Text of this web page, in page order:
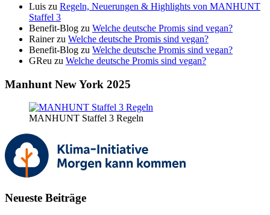
Luis zu Regeln, Neuerungen & Highlights von MANHUNT
Staffel 3
Benefit-Blog zu Welche deutsche Promis sind vegan?
Rainerzu Welche deutsche Promis sind vegan?
Benefit-Blog zu Welche deutsche Promis sind vegan?
GReu zu Welche deutsche Promis sind vegan?
Manhunt New York 2025
MANHUNT Staffel 3 Regeln
Neueste Beiträge